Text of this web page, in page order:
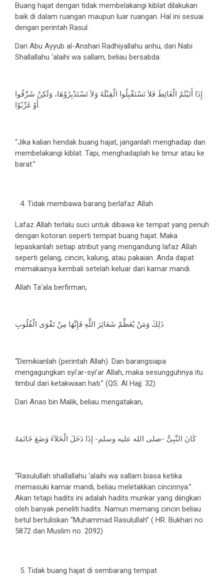
Buang hajat dengan tidak membelakangi kiblat dilakukan
baik di dalam ruangan maupun luar ruangan. Hal ini sesuai
dengan perintah Rasul.
Dari Abu Ayyub al-Anshari Radhiyallahu anhu, dari Nabi
Shallallahu ‘alaihi wa sallam, beliau bersabda:
إِذَا أَتَيْتُمُ الْغَائِطَ فَلاَ تَسْتَقْبِلُوا الْقِبْلَةَ وَلاَ تَسْتَدْبِرُوْهَا، وَلَكِنْ شَرِّقُوا
أَوْ غَرِّبُوْا.
“Jika kalian hendak buang hajat, janganlah menghadap dan
membelakangi kiblat. Tapi, menghadaplah ke timur atau ke
barat.”
Tidak membawa barang berlafaz Allah
Lafaz Allah terlalu suci untuk dibawa ke tempat yang penuh
dengan kotoran seperti tempat buang hajat. Maka
lepaskanlah setiap atribut yang mengandung lafaz Allah
seperti gelang, cincin, kalung, atau pakaian. Anda dapat
memakainya kembali setelah keluar dari kamar mandi.
Allah Ta’ala berfirman,
ذَلِكَ وَمَنْ يُعَظِّمْ شَعَائِرَ اللَّهِ فَإِنَّهَا مِنْ تَقْوَى الْقُلُوبِ
“Demikianlah (perintah Allah). Dan barangsiapa
mengagungkan syi’ar-syi’ar Allah, maka sesungguhnya itu
timbul dari ketakwaan hati.” (QS. Al Hajj: 32)
Dari Anas bin Malik, beliau mengatakan,
كَانَ النَّبِىُّ -صلى الله عليه وسلم- إِذَا دَخَلَ الْخَلاَءَ وَضَعَ خَاتَمَهُ
“Rasulullah shallallahu ‘alaihi wa sallam biasa ketika
memasuki kamar mandi, beliau meletakkan cincinnya.”.
Akan tetapi hadits ini adalah hadits munkar yang diingkari
oleh banyak peneliti hadits. Namun memang cincin beliau
betul bertuliskan “Muhammad Rasulullah” ( HR. Bukhari no.
5872 dan Muslim no. 2092)
Tidak buang hajat di sembarang tempat